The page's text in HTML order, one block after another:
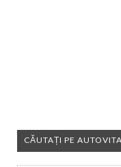
CĂUTAȚI PE